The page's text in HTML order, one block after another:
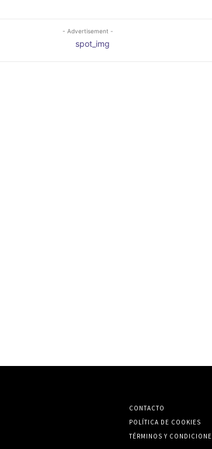
- Advertisement -
CONTACTO
POLÍTICA DE COOKIES
TÉRMINOS Y